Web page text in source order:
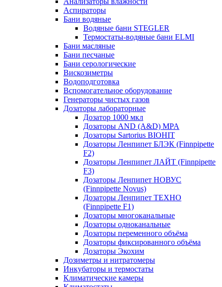
Аспираторы
Бани водяные
Водяные бани STEGLER
Термостаты-водяные бани ELMI
Бани масляные
Бани песчаные
Бани серологические
Вискозиметры
Водоподготовка
Вспомогательное оборудование
Генераторы чистых газов
Дозаторы лабораторные
Дозатор 1000 мкл
Дозаторы AND (A&D) MPA
Дозаторы Sartorius BIOHIT
Дозаторы Ленпипет БЛЭК (Finnpipette
F2)
Дозаторы Ленпипет ЛАЙТ (Finnpipette
F3)
Дозаторы Ленпипет НОВУС
(Finnpipette Novus)
Дозаторы Ленпипет ТЕХНО
(Finnpipette F1)
Дозаторы многоканальные
Дозаторы одноканальные
Дозаторы переменного объёма
Дозаторы фиксированного объёма
Дозаторы Экохим
Дозиметры и нитратомеры
Инкубаторы и термостаты
Климатические камеры